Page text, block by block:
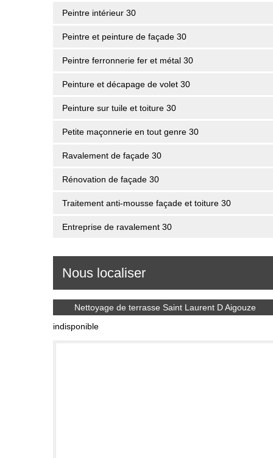
Peintre intérieur 30
Peintre et peinture de façade 30
Peintre ferronnerie fer et métal 30
Peinture et décapage de volet 30
Peinture sur tuile et toiture 30
Petite maçonnerie en tout genre 30
Ravalement de façade 30
Rénovation de façade 30
Traitement anti-mousse façade et toiture 30
Entreprise de ravalement 30
Nous localiser
Nettoyage de terrasse Saint Laurent D Aigouze
indisponible